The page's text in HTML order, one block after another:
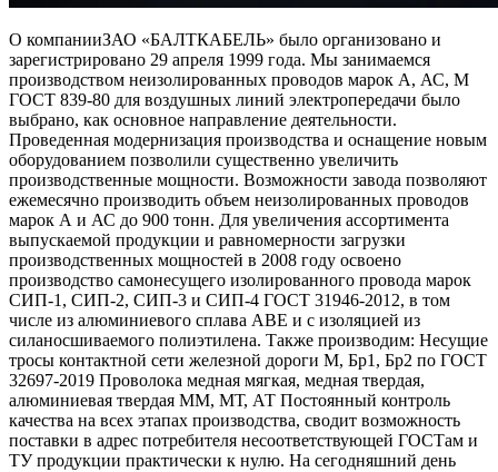
О компанииЗАО «БАЛТКАБЕЛЬ» было организовано и
зарегистрировано 29 апреля 1999 года. Мы занимаемся
производством неизолированных проводов марок А, АС, М
ГОСТ 839-80 для воздушных линий электропередачи было
выбрано, как основное направление деятельности.
Проведенная модернизация производства и оснащение новым
оборудованием позволили существенно увеличить
производственные мощности. Возможности завода позволяют
ежемесячно производить объем неизолированных проводов
марок А и АС до 900 тонн. Для увеличения ассортимента
выпускаемой продукции и равномерности загрузки
производственных мощностей в 2008 году освоено
производство самонесущего изолированного провода марок
СИП-1, СИП-2, СИП-3 и СИП-4 ГОСТ 31946-2012, в том
числе из алюминиевого сплава АВЕ и с изоляцией из
силаносшиваемого полиэтилена. Также производим: Несущие
тросы контактной сети железной дороги М, Бр1, Бр2 по ГОСТ
32697-2019 Проволока медная мягкая, медная твердая,
алюминиевая твердая ММ, МТ, АТ Постоянный контроль
качества на всех этапах производства, сводит возможность
поставки в адрес потребителя несоответствующей ГОСТам и
ТУ продукции практически к нулю. На сегодняшний день